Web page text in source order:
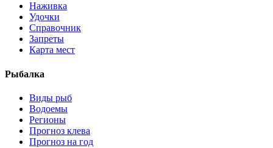
Наживка
Удочки
Справочник
Запреты
Карта мест
Рыбалка
Виды рыб
Водоемы
Регионы
Прогноз клева
Прогноз на год